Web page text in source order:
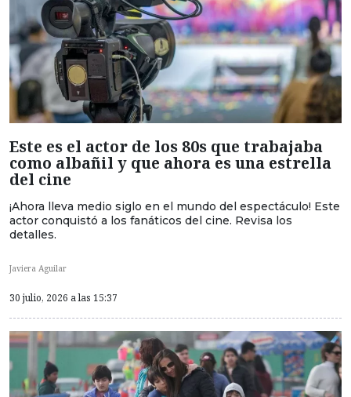
Este es el actor de los 80s que trabajaba
como albañil y que ahora es una estrella
del cine
¡Ahora lleva medio siglo en el mundo del espectáculo! Este
actor conquistó a los fanáticos del cine. Revisa los
detalles.
Javiera Aguilar
30 julio, 2026 a las 15:37